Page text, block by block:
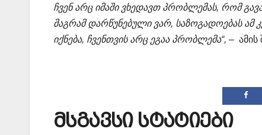
ჩვენ არც იმაში ვხედავთ პრობლემას, რომ
მაგრამ დარწუნებული ვარ, საზოგადოებას ამ
იქნება, ჩვენთვის არც ეგაა პრობლემა“, – ამის
მსგავსი სტატიები